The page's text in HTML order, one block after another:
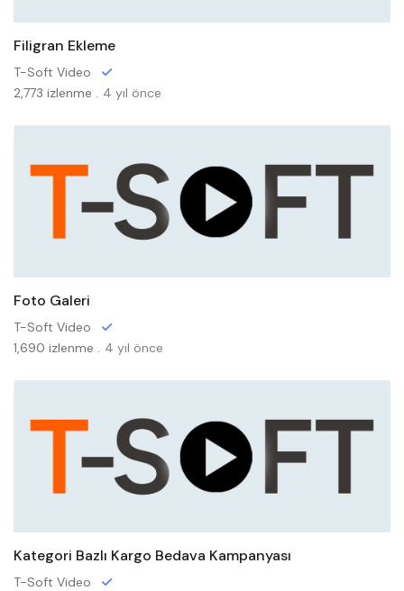
Filigran Ekleme
T-Soft Video
2,773 izlenme . 4 yıl önce
Foto Galeri
T-Soft Video
1,690 izlenme . 4 yıl önce
Kategori Bazlı Kargo Bedava Kampanyası
T-Soft Video